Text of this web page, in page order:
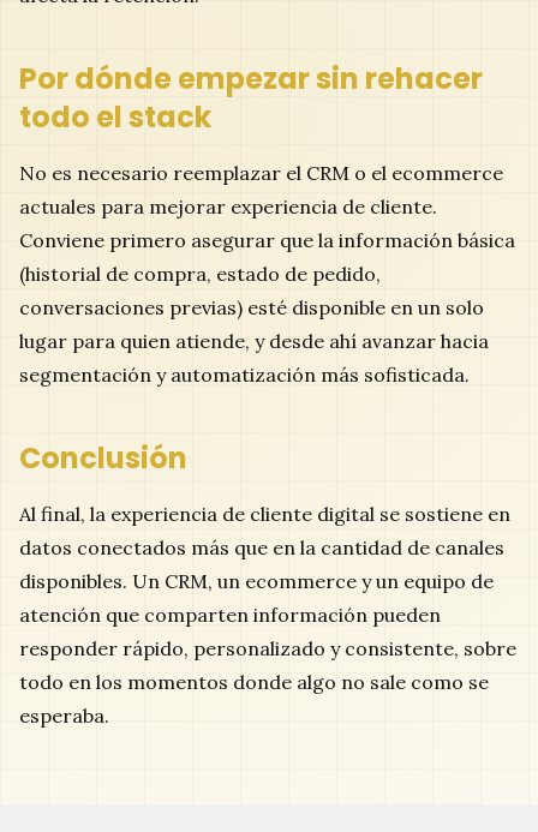
Por dónde empezar sin rehacer
todo el stack
No es necesario reemplazar el CRM o el ecommerce
actuales para mejorar experiencia de cliente.
Conviene primero asegurar que la información básica
(historial de compra, estado de pedido,
conversaciones previas) esté disponible en un solo
lugar para quien atiende, y desde ahí avanzar hacia
segmentación y automatización más sofisticada.
Conclusión
Al final, la experiencia de cliente digital se sostiene en
datos conectados más que en la cantidad de canales
disponibles. Un CRM, un ecommerce y un equipo de
atención que comparten información pueden
responder rápido, personalizado y consistente, sobre
todo en los momentos donde algo no sale como se
esperaba.